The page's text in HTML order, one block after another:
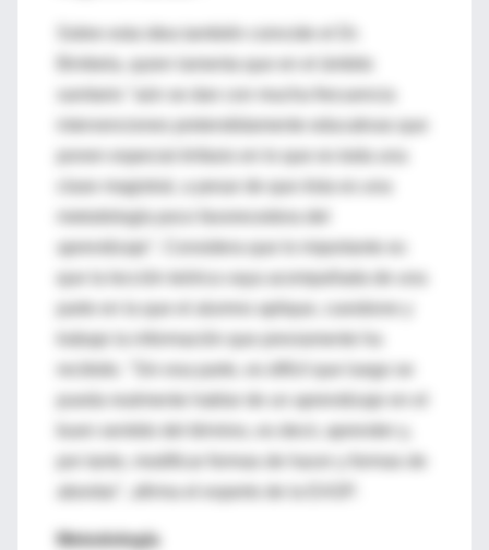
clase magistral, a pesar de que ésta es una
metodología poco favorecedora del
aprendizaje". Considera que lo importante es
parte en la que el alumno aplique, cuestione y
trabaje la información que previamente ha
recibido. "Sin esa parte, es difícil que luego se
pueda realmente hablar de un aprendizaje en el
buen sentido del término, es decir, aprender y,
Metodología